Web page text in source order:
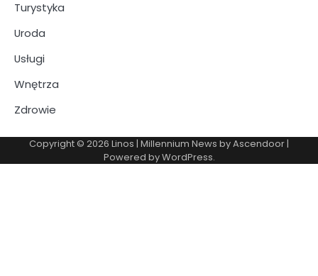
Turystyka
Uroda
Usługi
Wnętrza
Zdrowie
Copyright © 2026 Linos | Millennium News byAscendoor|
Powered byWordPress.